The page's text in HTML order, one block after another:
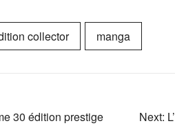
collector manga
30 édition prestige
Next: